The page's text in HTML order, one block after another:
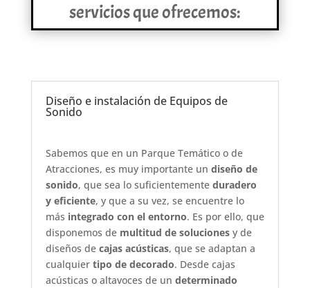
servicios que ofrecemos:
Diseño e instalación de Equipos de
Sonido
Sabemos que en un Parque Temático o de
Atracciones, es muy importante un diseño de
sonido, que sea lo suficientemente duradero
y eficiente, y que a su vez, se encuentre lo
más integrado con el entorno. Es por ello, que
disponemos de multitud de solucionesy de
diseños de cajas acústicas, que se adaptan a
cualquier tipo de decorado. Desde cajas
acústicas o altavoces de un determinado